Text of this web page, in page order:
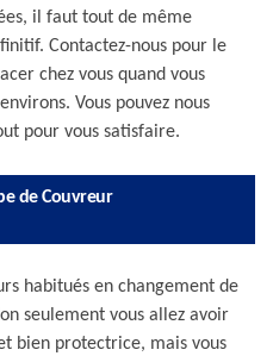
il faut tout de même
Contactez-nous pour le
chez vous quand vous
Vous pouvez nous
pour vous satisfaire.
de Couvreur
habitués en changement de
seulement vous allez avoir
bien protectrice, mais vous